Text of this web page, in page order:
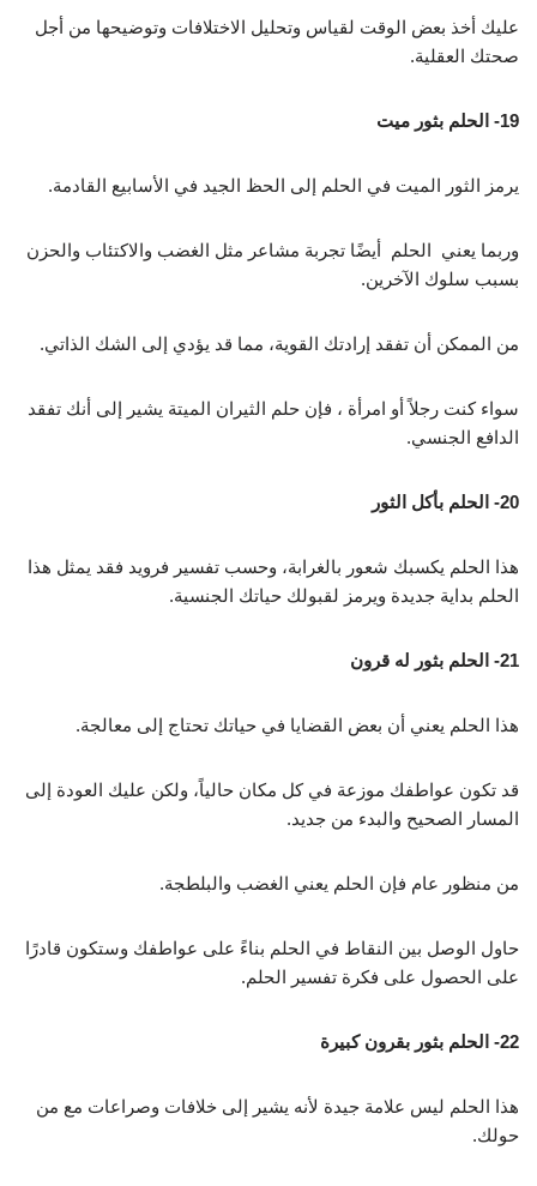
عليك أخذ بعض الوقت لقياس وتحليل الاختلافات وتوضيحها من أجل
صحتك العقلية.
19- الحلم بثور ميت
يرمز الثور الميت في الحلم إلى الحظ الجيد في الأسابيع القادمة.
وربما يعني الحلم أيضًا تجربة مشاعر مثل الغضب والاكتئاب والحزن
بسبب سلوك الآخرين.
من الممكن أن تفقد إرادتك القوية، مما قد يؤدي إلى الشك الذاتي.
سواء كنت رجلاً أو امرأة ، فإن حلم الثيران الميتة يشير إلى أنك تفقد
الدافع الجنسي.
20- الحلم بأكل الثور
هذا الحلم يكسبك شعور بالغرابة، وحسب تفسير فرويد فقد يمثل هذا
الحلم بداية جديدة ويرمز لقبولك حياتك الجنسية.
21- الحلم بثور له قرون
هذا الحلم يعني أن بعض القضايا في حياتك تحتاج إلى معالجة.
قد تكون عواطفك موزعة في كل مكان حالياً، ولكن عليك العودة إلى
المسار الصحيح والبدء من جديد.
من منظور عام فإن الحلم يعني الغضب والبلطجة.
حاول الوصل بين النقاط في الحلم بناءً على عواطفك وستكون قادرًا
على الحصول على فكرة تفسير الحلم.
22- الحلم بثور بقرون كبيرة
هذا الحلم ليس علامة جيدة لأنه يشير إلى خلافات وصراعات مع من
حولك.